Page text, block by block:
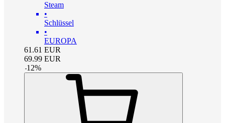
Steam
•
Schlüssel
•
EUROPA
61.61 EUR
69.99 EUR
-12%